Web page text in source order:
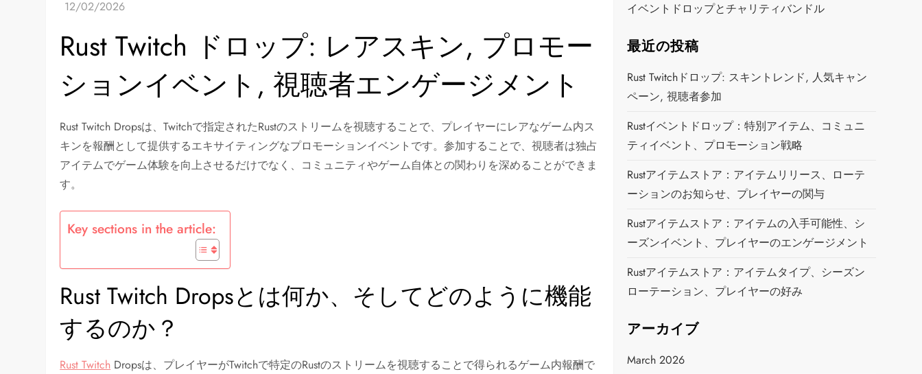
Rust Twitch ドロップ: レアスキン, プロモー
ションイベント, 視聴者エンゲージメント
Rust Twitch Dropsは、Twitchで指定されたRustのストリームを視聴することで、プレイヤーにレアなゲーム内ス
キンを報酬として提供するエキサイティングなプロモーションイベントです。参加することで、視聴者は独占
アイテムでゲーム体験を向上させるだけでなく、コミュニティやゲーム自体との関わりを深めることができま
す。
Key sections in the article:
Rust Twitch Dropsとは何か、そしてどのように機能
するのか？
Rust Twitch Dropsは、プレイヤーがTwitchで特定のRustのストリームを視聴することで得られるゲーム内報酬で
イベントドロップとチャリティバンドル
最近の投稿
Rust Twitchドロップ: スキントレンド, 人気キャン
ペーン, 視聴者参加
Rustイベントドロップ：特別アイテム、コミュニ
ティイベント、プロモーション戦略
Rustアイテムストア：アイテムリリース、ローテ
ーションのお知らせ、プレイヤーの関与
Rustアイテムストア：アイテムの入手可能性、シ
ーズンイベント、プレイヤーのエンゲージメント
Rustアイテムストア：アイテムタイプ、シーズン
ローテーション、プレイヤーの好み
アーカイブ
March 2026